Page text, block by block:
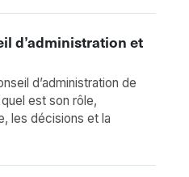
d’administration et
d’administration de
est son rôle,
les décisions et la